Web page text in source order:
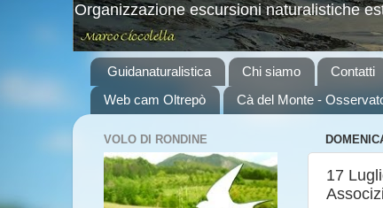
Organizzazione escursioni naturalistiche
Guidanaturalistica Chi siamo Contatti
Web cam Oltrepò
Cà del Monte -
17
VOLO DI RONDINE